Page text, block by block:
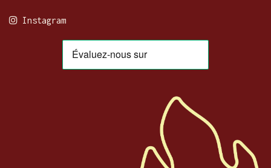
Instagram